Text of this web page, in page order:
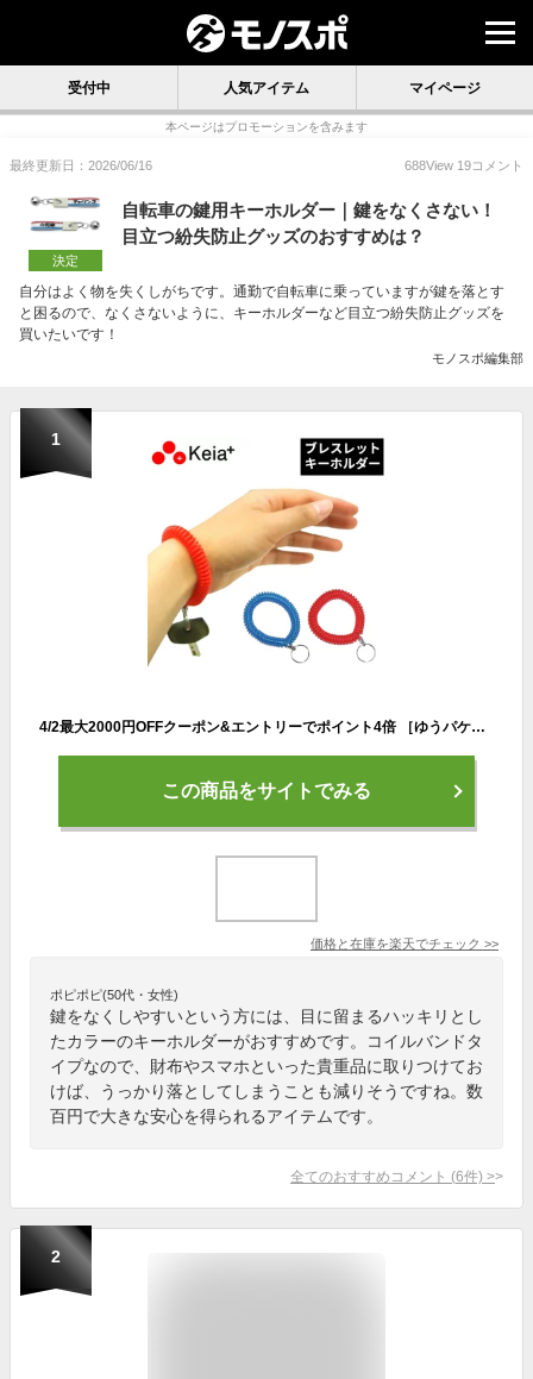
受付中 人気アイテム マイページ
本ページはプロモーションを含みます
最終更新日：2026/06/16 688View 19コメント
決定
自転車の鍵用キーホルダー｜鍵をなくさない！
目立つ紛失防止グッズのおすすめは？
自分はよく物を失くしがちです。通勤で自転車に乗っていますが鍵を落とす
と困るので、なくさないように、キーホルダーなど目立つ紛失防止グッズを
買いたいです！
モノスポ編集部
1
4/2最大2000円OFFクーポン&エントリーでポイント4倍 ［ゆうパケット］ブレスレットキーホルダー KW-84 ロッカーの鍵（ロッカーキー）を手首や腕につけてなくさない伸びるキーホルダー ウォーキングにもよく家の鍵や自転車の鍵をなくす子供（子ども こども）の手首や腕に
この商品をサイトでみる
価格と在庫を楽天でチェック >>
ポピポピ(50代・女性)
鍵をなくしやすいという方には、目に留まるハッキリとし
たカラーのキーホルダーがおすすめです。コイルバンドタ
イプなので、財布やスマホといった貴重品に取りつけてお
けば、うっかり落としてしまうことも減りそうですね。数
百円で大きな安心を得られるアイテムです。
全てのおすすめコメント (6件) >
2